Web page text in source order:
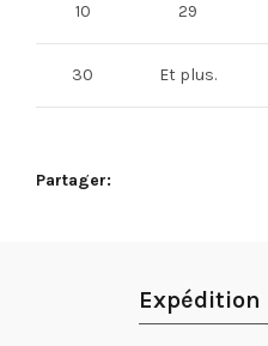
10 29
30 Et plus.
Partager